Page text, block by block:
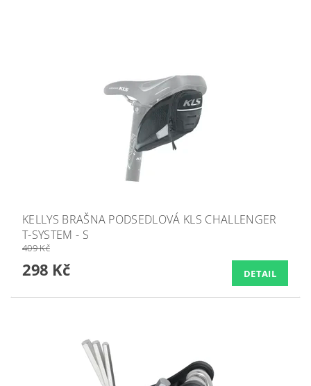
KELLYS BRAŠNA PODSEDLOVÁ KLS CHALLENGER
T-SYSTEM - S
409 Kč
298 Kč DETAIL